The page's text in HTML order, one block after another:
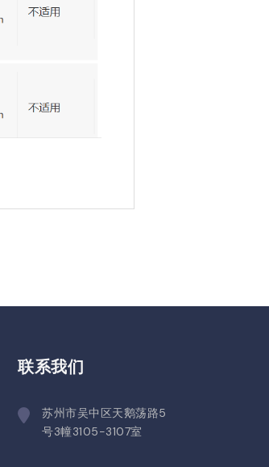
联系我们
苏州市吴中区天鹅荡路5
号3幢3105-3107室